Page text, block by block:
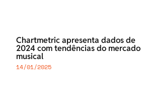
Chartmetric apresenta dados de
2024 com tendências do mercado
musical
14/01/2025